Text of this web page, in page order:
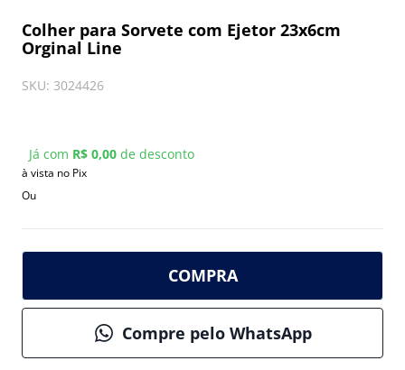
Colher para Sorvete com Ejetor 23x6cm
Orginal Line
SKU: 3024426
Já com R$ 0,00 de desconto
à vista no Pix
Ou
COMPRA
Compre pelo WhatsApp